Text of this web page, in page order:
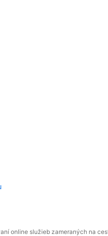
online služieb zameraných na